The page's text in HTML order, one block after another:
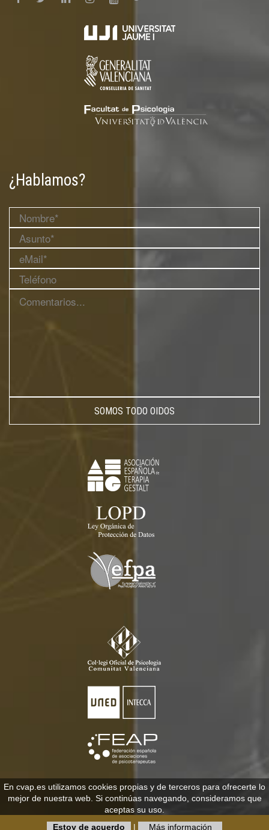
¿Hablamos?
SOMOS TODO OIDOS
En cvap.es utilizamos cookies propias y de terceros para ofrecerte lo
mejor de nuestra web. Si continúas navegando, consideramos que
aceptas su uso.
Estoy de acuerdo
Más información